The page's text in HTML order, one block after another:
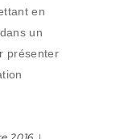
en
un
présenter